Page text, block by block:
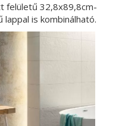
felületű 32,8x89,8cm-
is kombinálható.